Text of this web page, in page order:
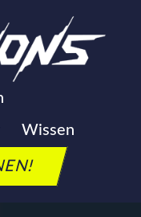
Wissen
FÜR